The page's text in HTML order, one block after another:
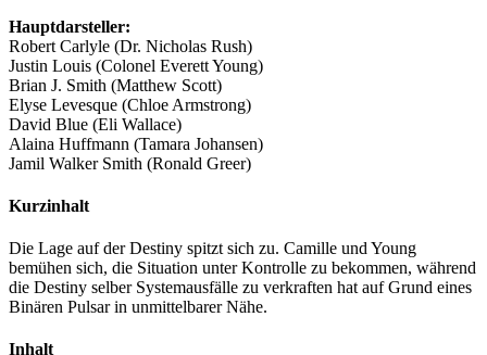
Hauptdarsteller:
Robert Carlyle (Dr. Nicholas Rush)
Justin Louis (Colonel Everett Young)
Brian J. Smith (Matthew Scott)
Elyse Levesque (Chloe Armstrong)
David Blue (Eli Wallace)
Alaina Huffmann (Tamara Johansen)
Jamil Walker Smith (Ronald Greer)
Kurzinhalt
Die Lage auf der Destiny spitzt sich zu. Camille und Young
bemühen sich, die Situation unter Kontrolle zu bekommen, während
die Destiny selber Systemausfälle zu verkraften hat auf Grund eines
Binären Pulsar in unmittelbarer Nähe.
Inhalt